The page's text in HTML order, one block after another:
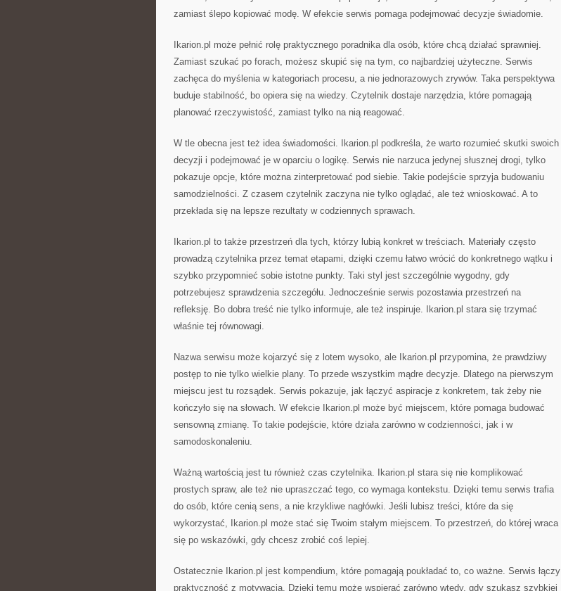
zamiast ślepo kopiować modę. W efekcie serwis pomaga podejmować decyzje świadomie.
Ikarion.pl może pełnić rolę praktycznego poradnika dla osób, które chcą działać sprawniej.
Zamiast szukać po forach, możesz skupić się na tym, co najbardziej użyteczne. Serwis
zachęca do myślenia w kategoriach procesu, a nie jednorazowych zrywów. Taka perspektywa
buduje stabilność, bo opiera się na wiedzy. Czytelnik dostaje narzędzia, które pomagają
planować rzeczywistość, zamiast tylko na nią reagować.
W tle obecna jest też idea świadomości. Ikarion.pl podkreśla, że warto rozumieć skutki swoich
decyzji i podejmować je w oparciu o logikę. Serwis nie narzuca jedynej słusznej drogi, tylko
pokazuje opcje, które można zinterpretować pod siebie. Takie podejście sprzyja budowaniu
samodzielności. Z czasem czytelnik zaczyna nie tylko oglądać, ale też wnioskować. A to
przekłada się na lepsze rezultaty w codziennych sprawach.
Ikarion.pl to także przestrzeń dla tych, którzy lubią konkret w treściach. Materiały często
prowadzą czytelnika przez temat etapami, dzięki czemu łatwo wrócić do konkretnego wątku i
szybko przypomnieć sobie istotne punkty. Taki styl jest szczególnie wygodny, gdy
potrzebujesz sprawdzenia szczegółu. Jednocześnie serwis pozostawia przestrzeń na
refleksję. Bo dobra treść nie tylko informuje, ale też inspiruje. Ikarion.pl stara się trzymać
właśnie tej równowagi.
Nazwa serwisu może kojarzyć się z lotem wysoko, ale Ikarion.pl przypomina, że prawdziwy
postęp to nie tylko wielkie plany. To przede wszystkim mądre decyzje. Dlatego na pierwszym
miejscu jest tu rozsądek. Serwis pokazuje, jak łączyć aspiracje z konkretem, tak żeby nie
kończyło się na słowach. W efekcie Ikarion.pl może być miejscem, które pomaga budować
sensowną zmianę. To takie podejście, które działa zarówno w codzienności, jak i w
samodoskonaleniu.
Ważną wartością jest tu również czas czytelnika. Ikarion.pl stara się nie komplikować
prostych spraw, ale też nie upraszczać tego, co wymaga kontekstu. Dzięki temu serwis trafia
do osób, które cenią sens, a nie krzykliwe nagłówki. Jeśli lubisz treści, które da się
wykorzystać, Ikarion.pl może stać się Twoim stałym miejscem. To przestrzeń, do której wraca
się po wskazówki, gdy chcesz zrobić coś lepiej.
Ostatecznie Ikarion.pl jest kompendium, które pomagają poukładać to, co ważne. Serwis łączy
praktyczność z motywacją. Dzięki temu może wspierać zarówno wtedy, gdy szukasz szybkiej